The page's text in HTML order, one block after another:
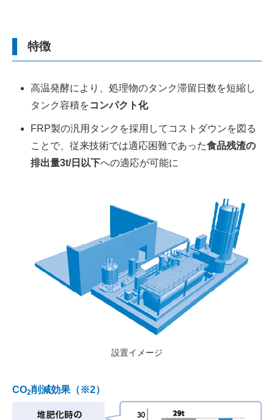
特徴
高温発酵により、処理物のタンク滞留日数を短縮し
タンク容積をコンパクト化
FRP製の汎用タンクを採用してコストダウンを図る
ことで、従来技術では適応困難であった食品残渣の
排出量3t/日以下への適応が可能に
設置イメージ
CO2削減効果（※2）